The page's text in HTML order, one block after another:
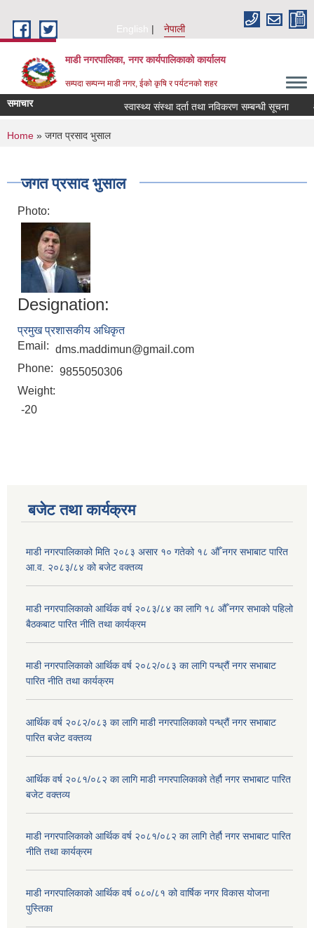
English
नेपाली
माडी नगरपालिका, नगर कार्यपालिकाकाे कार्यालय
सम्पदा सम्पन्न माडी नगर, ईको कृषि र पर्यटनको शहर
समाचार स्वास्थ्य संस्था दर्ता तथा नविकरण सम्बन्धी सूचना
You are here
Home » जगत प्रसाद भुसाल
जगत प्रसाद भुसाल
Photo:
Designation:
प्रमुख प्रशासकीय अधिकृत
Email: dms.maddimun@gmail.com
Phone: 9855050306
Weight:
-20
बजेट तथा कार्यक्रम
माडी नगरपालिकाको मिति २०८३ असार १० गतेको १८ औँ नगर सभाबाट पारित
आ.व. २०८३/८४ को बजेट वक्तव्य
माडी नगरपालिकाको आर्थिक वर्ष २०८३/८४ का लागि १८ औँ नगर सभाको पहिलो
बैठकबाट पारित नीति तथा कार्यक्रम
माडी नगरपालिकाको आर्थिक वर्ष २०८२/०८३ का लागि पन्ध्रौं नगर सभाबाट
पारित नीति तथा कार्यक्रम
आर्थिक वर्ष २०८२/०८३ का लागि माडी नगरपालिकाको पन्ध्रौं नगर सभाबाट
पारित बजेट वक्तव्य
आर्थिक वर्ष २०८१/०८२ का लागि माडी नगरपालिकाको तेर्हौ नगर सभाबाट पारित
बजेट वक्तव्य
माडी नगरपालिकाको आर्थिक वर्ष २०८१/०८२ का लागि तेर्हौ नगर सभाबाट पारित
नीति तथा कार्यक्रम
माडी नगरपालिकाको आर्थिक वर्ष ०८०/८१ को वार्षिक नगर विकास योजना
पुस्तिका